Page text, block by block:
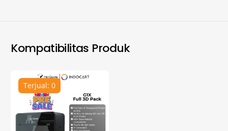
Kompatibilitas Produk
Terjual: 0